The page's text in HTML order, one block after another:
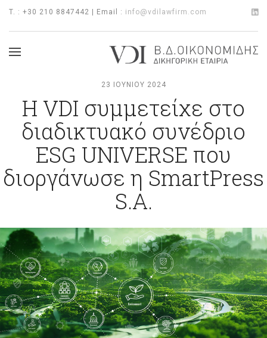
T. : +30 210 8847442 | Email : info@vdilawfirm.com
23 ΙΟΥΝΊΟΥ 2024
Η VDI συμμετείχε στο
διαδικτυακό συνέδριο
ESG UNIVERSE που
διοργάνωσε η SmartPress
S.A.